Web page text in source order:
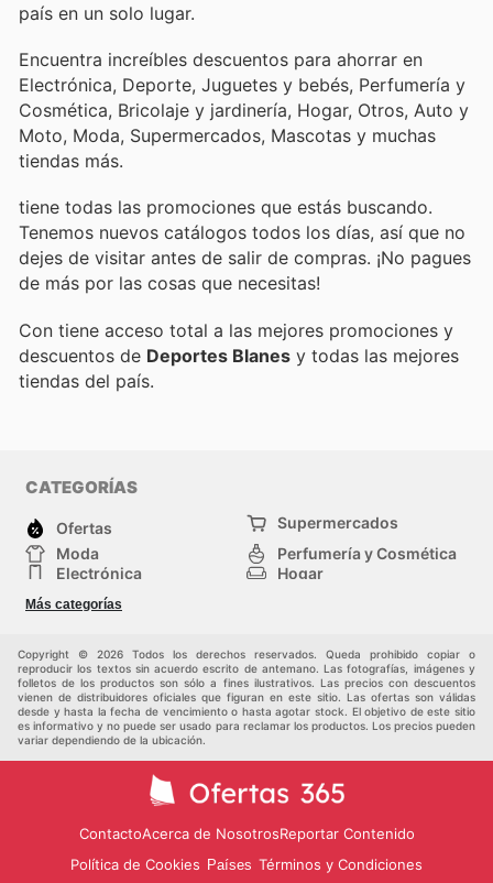
país en un solo lugar.
Encuentra increíbles descuentos para ahorrar en
Electrónica, Deporte, Juguetes y bebés, Perfumería y
Cosmética, Bricolaje y jardinería, Hogar, Otros, Auto y
Moto, Moda, Supermercados, Mascotas y muchas
tiendas más.
tiene todas las promociones que estás buscando.
Tenemos nuevos catálogos todos los días, así que no
dejes de visitar antes de salir de compras. ¡No pagues
de más por las cosas que necesitas!
Con tiene acceso total a las mejores promociones y
descuentos de Deportes Blanes y todas las mejores
tiendas del país.
CATEGORÍAS
Ofertas
Supermercados
Moda
Perfumería y Cosmética
Electrónica
Hogar
Deporte
Juguetes y bebés
Más categorías
Copyright © 2026 Todos los derechos reservados. Queda prohibido copiar o
reproducir los textos sin acuerdo escrito de antemano. Las fotografías, imágenes y
folletos de los productos son sólo a fines ilustrativos. Las precios con descuentos
vienen de distribuidores oficiales que figuran en este sitio. Las ofertas son válidas
desde y hasta la fecha de vencimiento o hasta agotar stock. El objetivo de este sitio
es informativo y no puede ser usado para reclamar los productos. Los precios pueden
variar dependiendo de la ubicación.
ContactoAcerca de NosotrosReportar Contenido
Política de Cookies Países Términos y Condiciones